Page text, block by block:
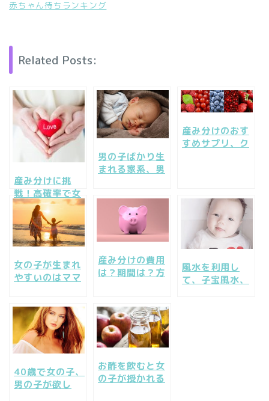
赤ちゃん待ちランキング
Related Posts:
産み分けに挑
戦！高確率で女
の子！男の子！
男の子ばかり生
まれる家系、男
産み分けのおす
すめサプリ、ク
女の子が生まれ
やすいのはママ
真意は？
産み分けの費用
は？期間は？方
一挙検証
風水を利用し
て、子宝風水、
40歳で女の子、
男の子が欲し
お酢を飲むと女
の子が授かれる